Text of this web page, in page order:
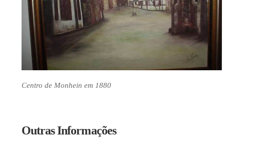
Centro de Monhein em 1880
Outras Informações